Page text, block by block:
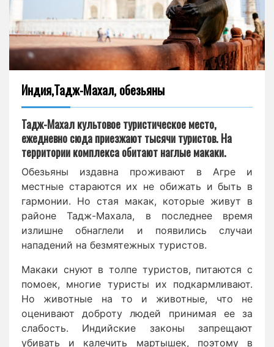
Индия,Тадж-Махал, обезьяны
Тадж-Махал культовое туристическое место,
ежедневно сюда приезжают тысячи туристов. На
территории комплекса обитают наглые макаки.
Обезьяны издавна проживают в Агре и
местные стараются их не обижать и быть в
гармонии. Но стая макак, которые живут в
районе Тадж-Махала, в последнее время
излишне обнаглели и появились случаи
нападений на безмятежных туристов.
Макаки снуют в толпе туристов, питаются с
помоек, многие туристы их подкармливают.
Но животные на то и животные, что не
оценивают доброту людей принимая ее за
слабость. Индийские законы запрещают
убивать и калечить мартышек, поэтому в